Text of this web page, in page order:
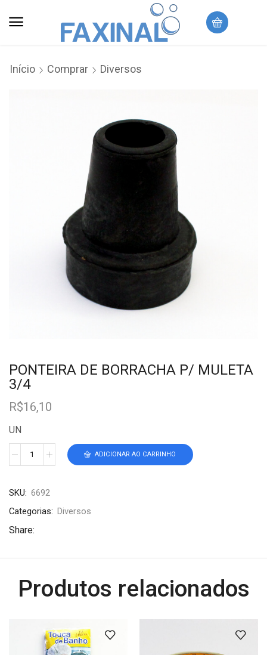
Início Comprar Diversos
PONTEIRA DE BORRACHA P/ MULETA
3/4
R$16,10
UN
ADICIONAR AO CARRINHO
SKU: 6692
Categorias: Diversos
Share:
Produtos relacionados